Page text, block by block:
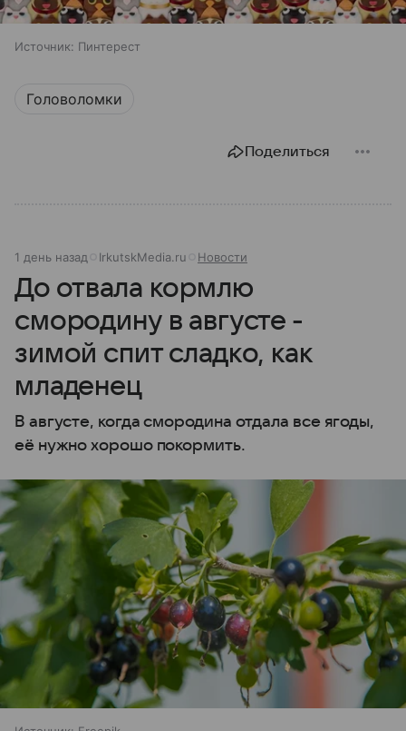
Источник: Пинтерест
Головоломки
Поделиться
1 день назад IrkutskMedia.ru Новости
До отвала кормлю
смородину в августе -
зимой спит сладко, как
младенец
В августе, когда смородина отдала все ягоды,
её нужно хорошо покормить.